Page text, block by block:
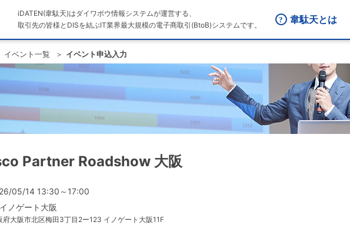
iDATEN(韋駄天)はダイワボウ情報システムが運営する、
取引先の皆様とDISを結ぶIT業界最大規模の電子商取引(BtoB)システムです。
韋駄天とは
イベント一覧 イベント申込入力
Partner Roadshow 大阪
05/14 13:30～17:00
ノゲート大阪
府大阪市北区梅田3丁目2ー123 イノゲート大阪11F